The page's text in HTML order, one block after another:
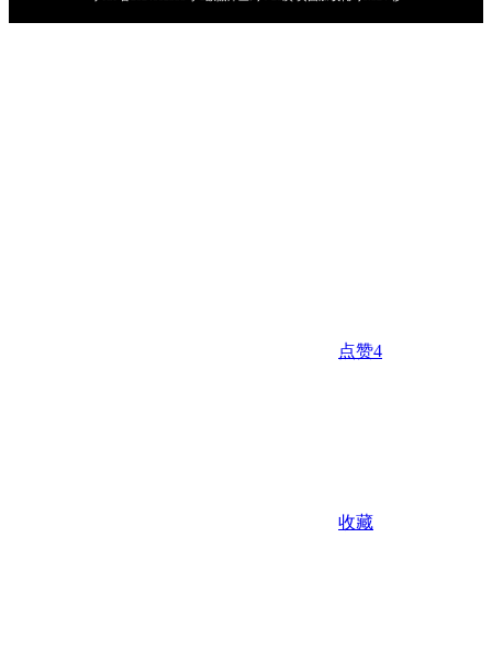
点赞4
收藏